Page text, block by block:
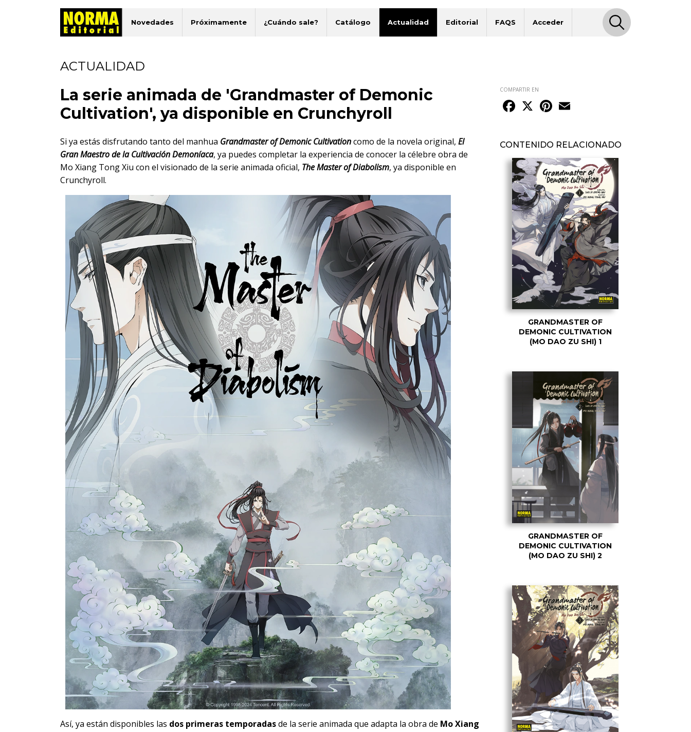
Novedades Próximamente ¿Cuándo sale? Catálogo Actualidad Editorial FAQS Acceder
ACTUALIDAD
La serie animada de 'Grandmaster of Demonic
Cultivation', ya disponible en Crunchyroll
Si ya estás disfrutando tanto del manhua Grandmaster of Demonic Cultivationcomo de la novela original, El
Gran Maestro de la Cultivación Demoníaca, ya puedes completar la experiencia de conocer la célebre obra de
Mo Xiang Tong Xiu con el visionado de la serie animada oficial, The Master of Diabolism, ya disponible en
Crunchyroll.
Así, ya están disponibles las dos primeras temporadasde la serie animada que adapta la obra de Mo Xiang
COMPARTIR EN
Facebook
X Pinterest
CONTENIDO RELACIONADO
GRANDMASTER OF
DEMONIC CULTIVATION
(MO DAO ZU SHI) 1
GRANDMASTER OF
DEMONIC CULTIVATION
(MO DAO ZU SHI) 2